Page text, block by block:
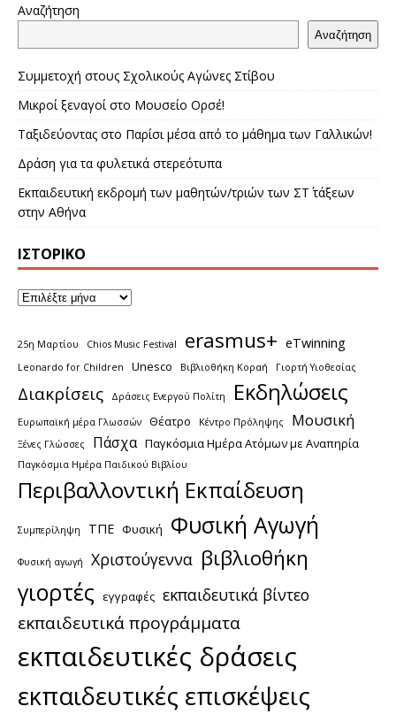
Αναζήτηση
Αναζήτηση
Συμμετοχή στους Σχολικούς Αγώνες Στίβου
Μικροί ξεναγοί στο Μουσείο Ορσέ!
Ταξιδεύοντας στο Παρίσι μέσα από το μάθημα των Γαλλικών!
Δράση για τα φυλετικά στερεότυπα
Εκπαιδευτική εκδρομή των μαθητών/τριών των ΣΤ΄ τάξεων
στην Αθήνα
ΙΣΤΟΡΙΚΌ
25η Μαρτίου Chios Music Festival erasmus+ eTwinning
Leonardo for Children Unesco Βιβλιοθήκη Κοραή Γιορτή Υιοθεσίας
Διακρίσεις Δράσεις Ενεργού Πολίτη Εκδηλώσεις
Ευρωπαϊκή μέρα Γλωσσών Θέατρο Κέντρο Πρόληψης Μουσική
Ξένες Γλώσσες Πάσχα Παγκόσμια Ημέρα Ατόμων με Αναπηρία
Παγκόσμια Ημέρα Παιδικού Βιβλίου
Περιβαλλοντική Εκπαίδευση
Συμπερίληψη ΤΠΕ Φυσική Φυσική Αγωγή
Φυσική αγωγή Χριστούγεννα βιβλιοθήκη
γιορτές εγγραφές εκπαιδευτικά βίντεο
εκπαιδευτικά προγράμματα
εκπαιδευτικές δράσεις
εκπαιδευτικές επισκέψεις